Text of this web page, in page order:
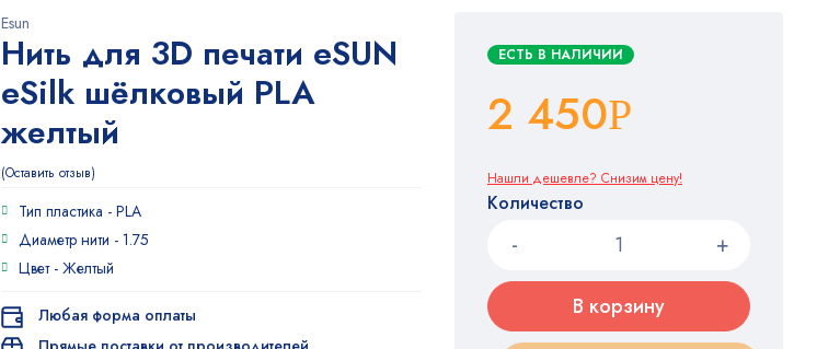
Esun
Нить для 3D печати eSUN
eSilk шёлковый PLA
желтый
Оставить отзыв
Тип пластика - PLA
Диаметр нити - 1.75
Цвет - Желтый
ЕСТЬ В НАЛИЧИИ
2 450Р
Нашли дешевле? Снизим цену!
Количество
В корзину
Любая форма оплаты